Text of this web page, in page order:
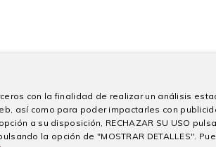
con la finalidad de realizar un análisis
así como para poder impactarles con
a su disposición, RECHAZAR SU USO
la opción de "MOSTRAR DETALLES".